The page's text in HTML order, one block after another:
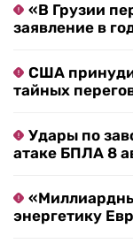
«В Грузии
заявление в
США
тайных
Удары по
атаке БПЛА 8
энергетику